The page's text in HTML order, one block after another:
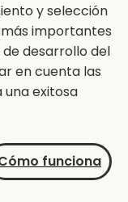
y selección
importantes
desarrollo del
en cuenta las
exitosa
funciona